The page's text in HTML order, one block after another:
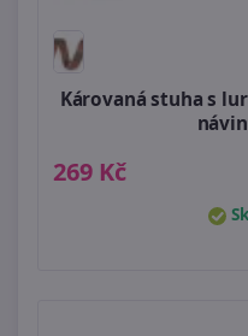
Károvaná stuha s
269 Kč